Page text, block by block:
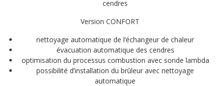
cendres
Version CONFORT
nettoyage automatique de l’échangeur de chaleur
évacuation automatique des cendres
optimisation du processus combustion avec sonde lambda
possibilité d’installation du brûleur avec nettoyage
automatique